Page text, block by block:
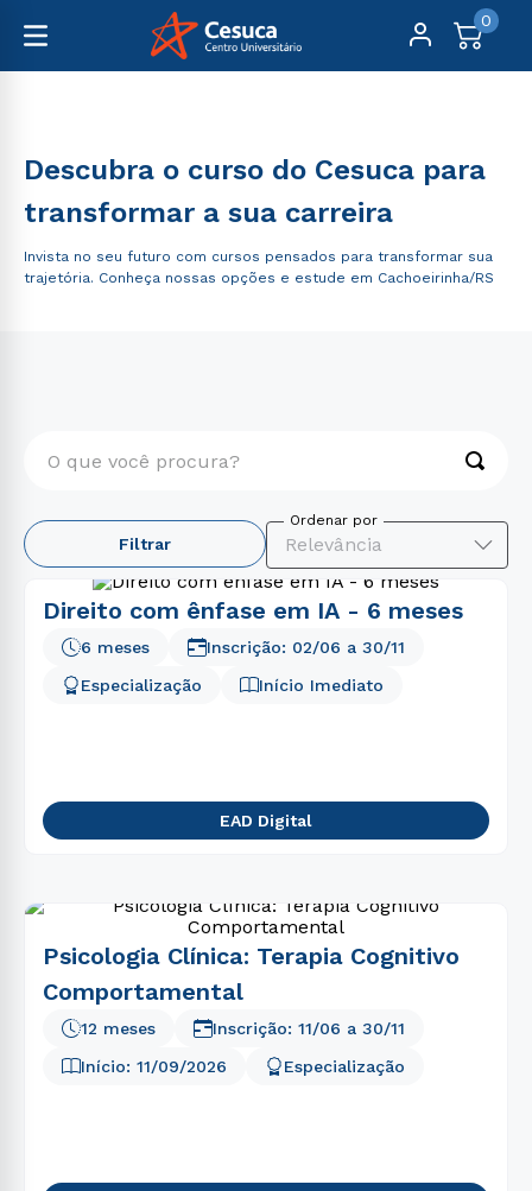
0
Descubra o curso do Cesuca para
transformar a sua carreira
Invista no seu futuro com cursos pensados para transformar sua
trajetória. Conheça nossas opções e estude em Cachoeirinha/RS
Filtrar Relevância
Direito com ênfase em IA - 6 meses
Especialização Início Imediato
6 meses Inscrição: 02/06 a 30/11
EAD Digital
Psicologia Clínica: Terapia Cognitivo
Comportamental
12 meses
Início: 11/09/2026 Especialização
Inscrição: 11/06 a 30/11
TERMOS MAIS BUSCADOS
medicina
2º
psicologia
º
pedagogia
7º
farmácia
8º
fisioterapia
10º educação física